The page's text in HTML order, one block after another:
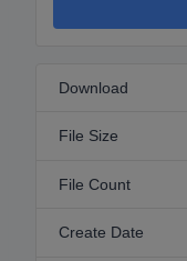
Download
File Size
File Count
Create Date